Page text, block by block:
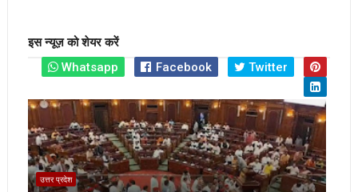
इस न्यूज़ को शेयर करें
Whatsapp
Facebook Twitter
उत्तर प्रदेश